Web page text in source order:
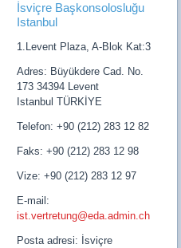
İsviçre Başkonsolosluğu
Istanbul
1.Levent Plaza, A-Blok Kat:3
Adres: Büyükdere Cad. No.
173 34394 Levent
Istanbul TÜRKİYE
Telefon: +90 (212) 283 12 82
Faks: +90 (212) 283 12 98
Vize: +90 (212) 283 12 97
E-mail:
ist.vertretung@eda.admin.ch
Posta adresi: İsviçre